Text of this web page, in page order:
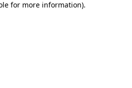
for more information).